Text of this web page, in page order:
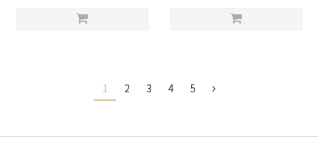
1 2 3 4 5